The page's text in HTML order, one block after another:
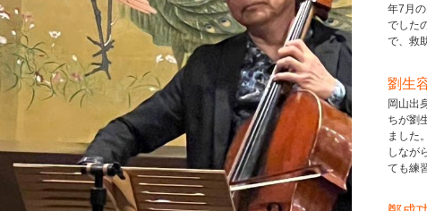
年7月
でした
で、救
劉生
岡山出
ちが劉
ました
しなが
ても練